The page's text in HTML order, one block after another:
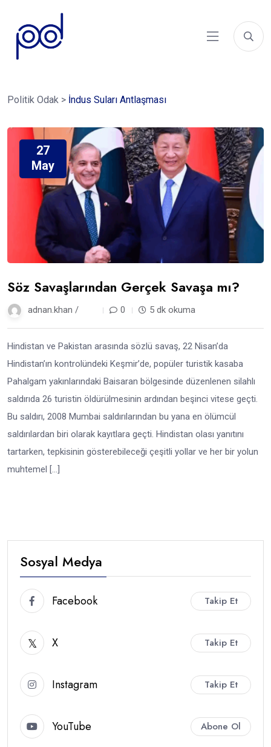
Politik Odak > İndus Suları Antlaşması
27
May
Söz Savaşlarından Gerçek Savaşa mı?
adnan.khan / 0 5 dk okuma
Hindistan ve Pakistan arasında sözlü savaş, 22 Nisan’da
Hindistan’ın kontrolündeki Keşmir’de, popüler turistik kasaba
Pahalgam yakınlarındaki Baisaran bölgesinde düzenlenen silahlı
saldırıda 26 turistin öldürülmesinin ardından beşinci vitese geçti.
Bu saldırı, 2008 Mumbai saldırılarından bu yana en ölümcül
saldırılardan biri olarak kayıtlara geçti. Hindistan olası yanıtını
tartarken, tepkisinin gösterebileceği çeşitli yollar ve her bir yolun
muhtemel […]
Sosyal Medya
Facebook Takip Et
X Takip Et
Instagram Takip Et
YouTube Abone Ol